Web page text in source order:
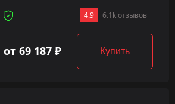
4.9 6.1k отзывов
от 69 187 ₽ Купить